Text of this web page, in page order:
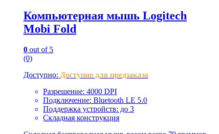
Компьютерная мышь Logitech
Mobi Fold
0 out of 5
(0)
Доступно: Доступно для предзаказа
Разрешение: 4000 DPI
Подключение: Bluetooth LE 5.0
Поддержка устройств: до 3
Складная конструкция